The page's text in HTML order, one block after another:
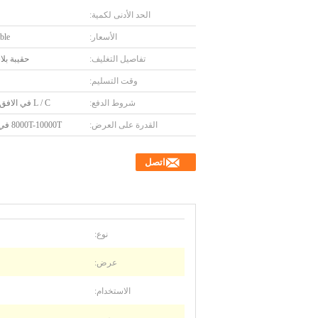
الحد الأدنى لكمية:
الأسعار:
تفاصيل التغليف: حقيبة
وقت التسليم:
شروط الدفع: L / C في الافق ، T / T
القدرة على العرض: 8000T-10000T في السنة
اتصل
نوع:
عرض:
الاستخدام: